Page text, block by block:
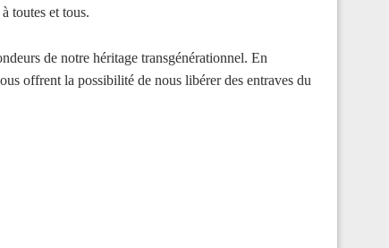
toutes et tous.
de notre héritage transgénérationnel. En
offrent la possibilité de nous libérer des entraves du